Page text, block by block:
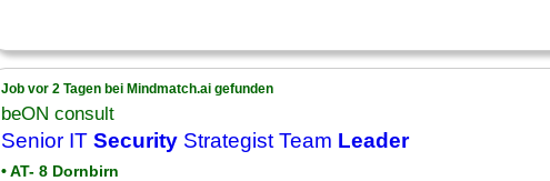
Job vor 2 Tagen bei Mindmatch.ai gefunden
beON consult
Senior IT Security Strategist Team Leader
• AT- 8 Dornbirn